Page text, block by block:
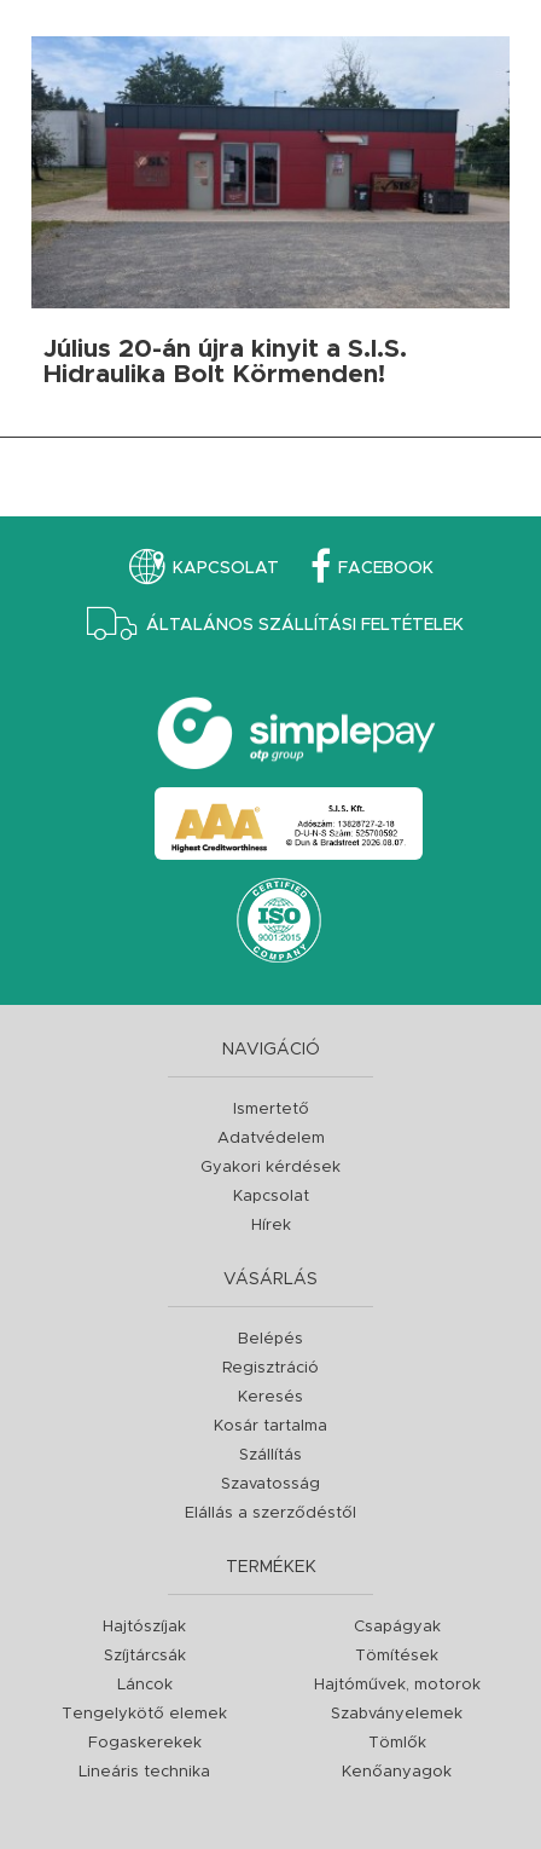
Július 20-án újra kinyit a S.I.S.
Hidraulika Bolt Körmenden!
KAPCSOLAT FACEBOOK
ÁLTALÁNOS SZÁLLÍTÁSI FELTÉTELEK
NAVIGÁCIÓ
Ismertető
Adatvédelem
Gyakori kérdések
Kapcsolat
Hírek
VÁSÁRLÁS
Belépés
Regisztráció
Keresés
Kosár tartalma
Szállítás
Szavatosság
Elállás a szerződéstől
TERMÉKEK
Hajtószíjak
Szíjtárcsák
Láncok
Tengelykötő elemek
Fogaskerekek
Lineáris technika
Csapágyak
Tömítések
Hajtóművek, motorok
Szabványelemek
Tömlők
Kenőanyagok